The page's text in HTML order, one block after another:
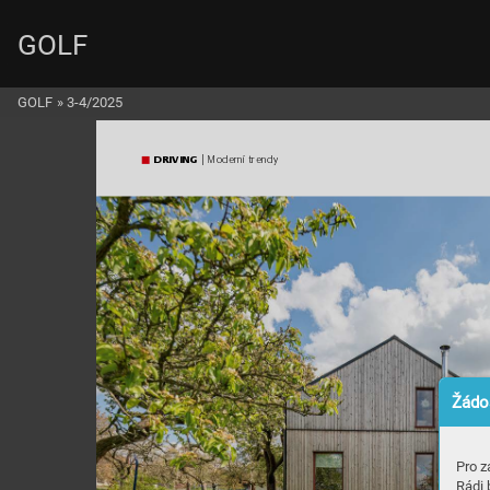
Pro
Rádi
DRIVING | Moderní trendy
GOLF
GOLF » 3-4/2025